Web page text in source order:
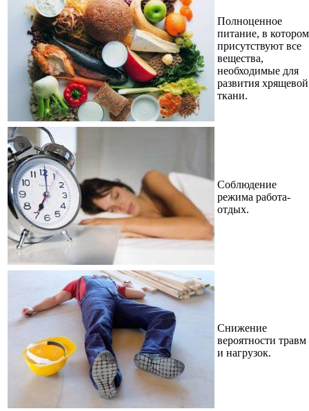
Полноценное
питание, в котором
присутствуют все
вещества,
необходимые для
развития хрящевой
ткани.
Соблюдение
режима работа-
отдых.
Снижение
вероятности травм
и нагрузок.